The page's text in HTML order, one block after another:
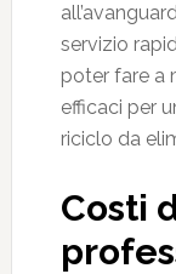
servizio
poter fare a
efficaci per
riciclo da
Costi